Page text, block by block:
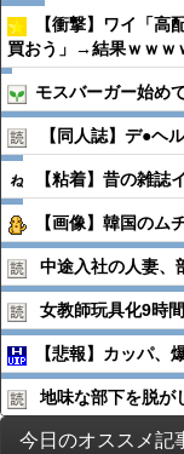
【衝撃】ワイ「高
買おう」→結果ｗｗｗ
モスバーガー始め
【同人誌】デ●︎ヘ
【粘着】昔の雑
【画像】韓国の
中途入社の人妻、
女教師玩具化9時
【悲報】カッパ、
地味な部下を脱が
今日のオススメ記